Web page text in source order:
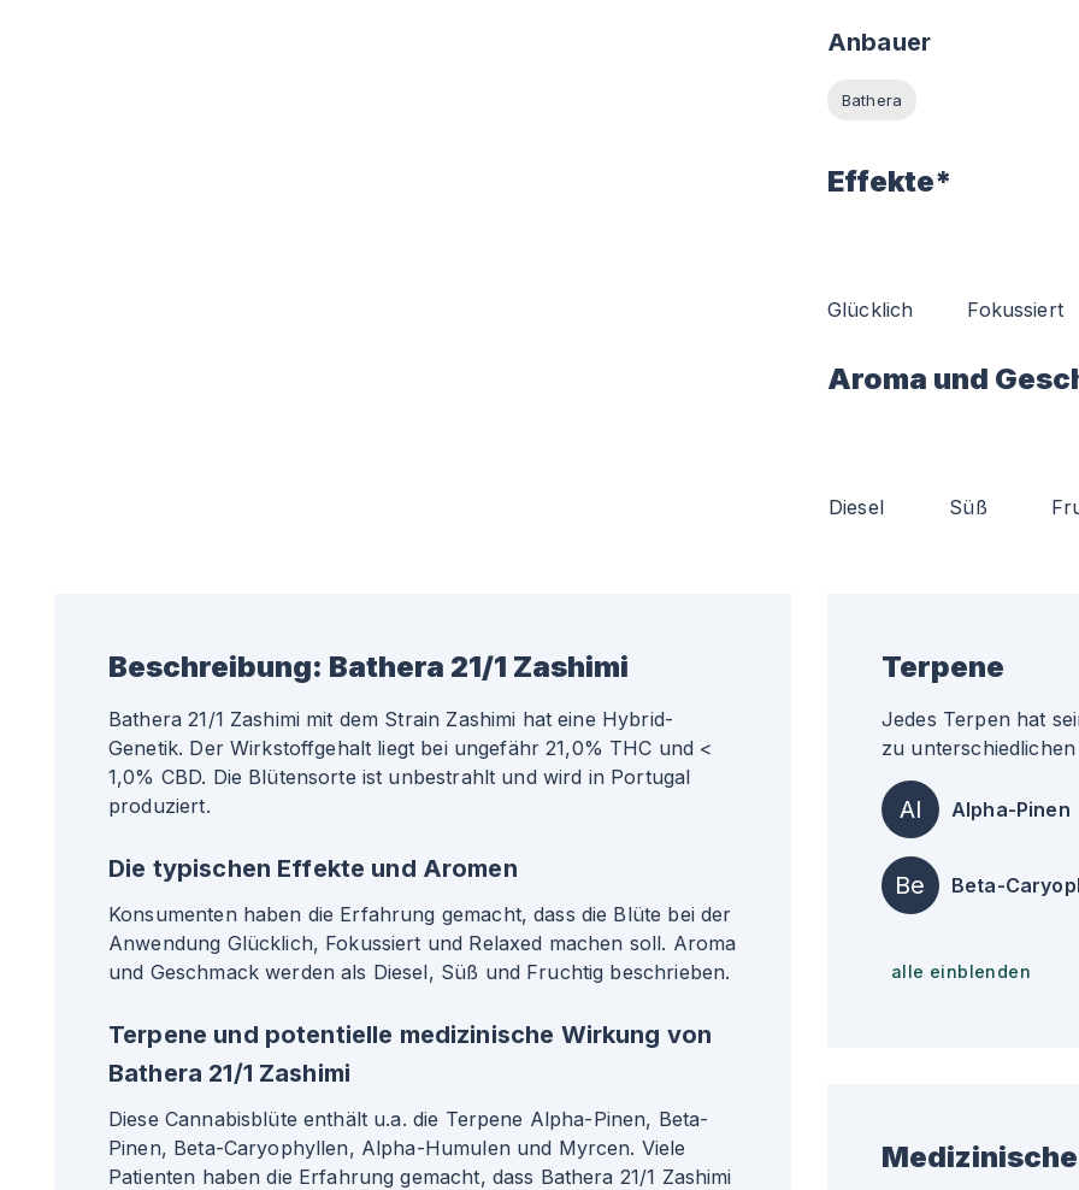
Anbauer
Bathera
Effekte*
Glücklich Fokussiert
Aroma und
Diesel Süß
Beschreibung: Bathera 21/1 Zashimi
Bathera 21/1 Zashimi mit dem Strain Zashimi hat eine Hybrid-
Genetik. Der Wirkstoffgehalt liegt bei ungefähr 21,0% THC und <
1,0% CBD. Die Blütensorte ist unbestrahlt und wird in Portugal
produziert.
Die typischen Effekte und Aromen
Konsumenten haben die Erfahrung gemacht, dass die Blüte bei der
Anwendung Glücklich, Fokussiert und Relaxed machen soll. Aroma
und Geschmack werden als Diesel, Süß und Fruchtig beschrieben.
Terpene und potentielle medizinische Wirkung von
Bathera 21/1 Zashimi
Diese Cannabisblüte enthält u.a. die Terpene Alpha-Pinen, Beta-
Pinen, Beta-Caryophyllen, Alpha-Humulen und Myrcen. Viele
Patienten haben die Erfahrung gemacht, dass Bathera 21/1 Zashimi
Terpene
Jedes Terpen hat
zu
Al Alpha-Pinen
Be Beta-
alle einblenden